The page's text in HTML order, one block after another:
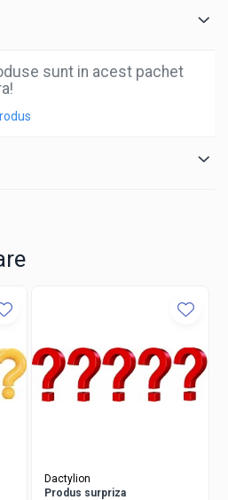
sunt in acest pachet
Dactylion
Produs surpriza